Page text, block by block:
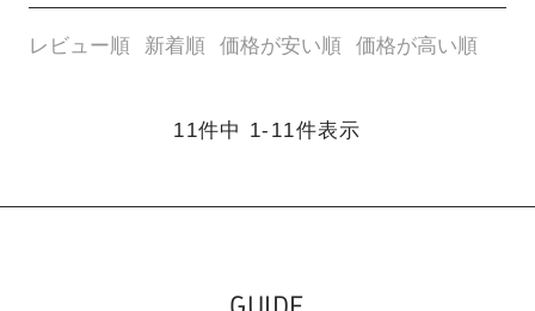
レビュー順 新着順 価格が安い順 価格が高い順
11件中 1- 11件表示